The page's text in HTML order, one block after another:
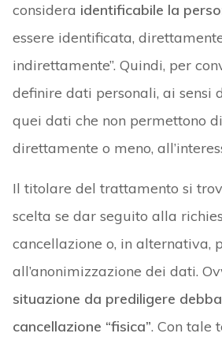
considera identificabile la
essere identificata,
indirettamente”. Quindi, per
definire dati personali, ai sensi
quei dati che non permettono
direttamente o meno,
Il titolare del trattamento si
scelta se dar seguito alla
cancellazione o, in alternativa,
all’anonimizzazione dei dati.
situazione da prediligere
cancellazione “fisica”. Con tale